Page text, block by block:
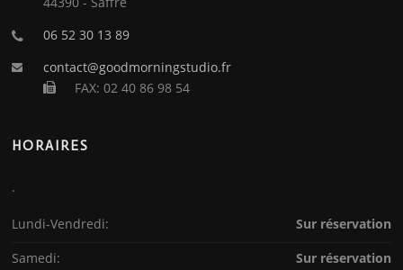
06 52 30 13 89
contact@goodmorningstudio.fr
FAX: 02 40 86 98 54
HORAIRES
.
Lundi-Vendredi:
Sur réservation
Samedi:
Sur réservation